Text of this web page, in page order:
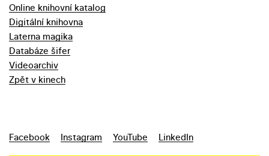
Online knihovní katalog
Digitální knihovna
Laterna magika
Databáze šifer
Videoarchiv
Zpět v kinech
Facebook Instagram YouTube LinkedIn